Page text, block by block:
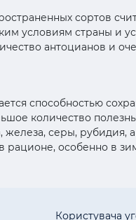
сортов
условиям страны и
антоцианов и
способностью
количество
железа, серы,
рационе, особенно в
Користувача